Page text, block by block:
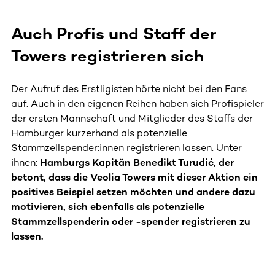
Auch Profis und Staff der
Towers registrieren sich
Der Aufruf des Erstligisten hörte nicht bei den Fans
auf. Auch in den eigenen Reihen haben sich Profispieler
der ersten Mannschaft und Mitglieder des Staffs der
Hamburger kurzerhand als potenzielle
Stammzellspender:innen registrieren lassen. Unter
ihnen: Hamburgs Kapitän Benedikt Turudić, der
betont, dass die Veolia Towers mit dieser Aktion ein
positives Beispiel setzen möchten und andere dazu
motivieren, sich ebenfalls als potenzielle
Stammzellspenderin oder -spender registrieren zu
lassen.